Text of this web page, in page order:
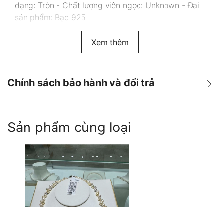
dạng: Tròn - Chất lượng viên ngọc: Unknown - Đai
sản phẩm: Bạc 925
Xem thêm
Chính sách bảo hành và đổi trả
trả
Warranty & Return Policy
Politique de garantie & de
retour
Sản phẩm cùng loại